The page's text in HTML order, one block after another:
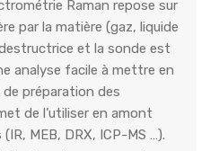
Raman repose sur
par la matière (gaz, liquide
et la sonde est
analyse facile à mettre en
préparation des
de l’utiliser en amont
(IR, MEB, DRX, ICP-MS …).